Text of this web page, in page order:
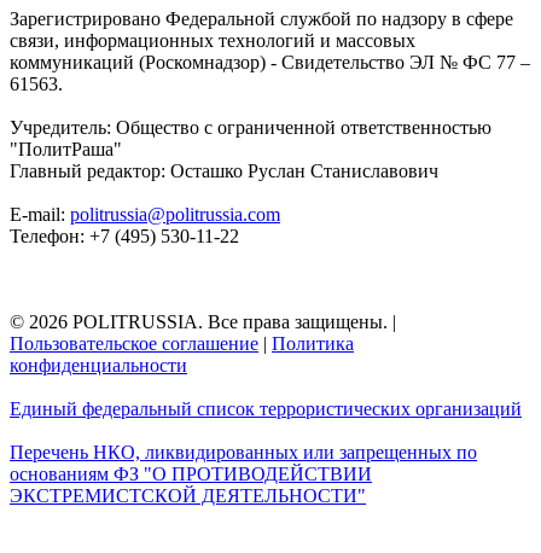
Зарегистрировано Федеральной службой по надзору в сфере
связи, информационных технологий и массовых
коммуникаций (Роскомнадзор) - Свидетельство ЭЛ № ФС 77 –
61563.
Учредитель: Общество с ограниченной ответственностью
"ПолитРаша"
Главный редактор: Осташко Руслан Станиславович
E-mail: politrussia@politrussia.com
Телефон: +7 (495) 530-11-22
© 2026 POLITRUSSIA. Все права защищены. |
Пользовательское соглашение | Политика
конфиденциальности
Единый федеральный список террористических организаций
Перечень НКО, ликвидированных или запрещенных по
основаниям ФЗ "О ПРОТИВОДЕЙСТВИИ
ЭКСТРЕМИСТСКОЙ ДЕЯТЕЛЬНОСТИ"